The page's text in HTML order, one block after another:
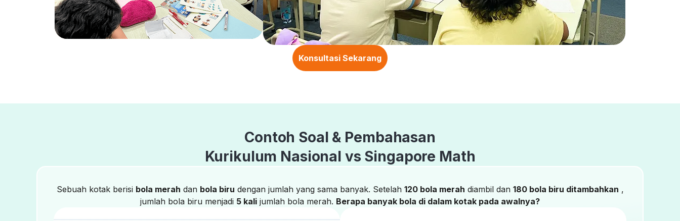
Konsultasi Sekarang
Contoh Soal & Pembahasan
Kurikulum Nasional vs Singapore Math
Sebuah kotak berisi bola merah dan bola biru dengan jumlah yang sama banyak. Setelah 120 bola merah diambil dan 180 bola biru ditambahkan ,
jumlah bola biru menjadi 5 kali jumlah bola merah. Berapa banyak bola di dalam kotak pada awalnya?